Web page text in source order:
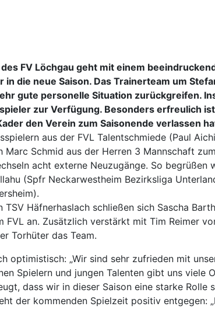
FV Löchgau geht mit einem
in die neue Saison. Das Trainerteam um
gute personelle Situation zurückgreifen.
zur Verfügung. Besonders erfreulich
den Verein zum Saisonende verlassen
aus der FVL Talentschmiede (Paul
Schmid aus der Herren 3 Mannschaft
acht externe Neuzugänge. So begrüßen
(Spfr Neckarwestheim Bezirksliga
Häfnerhaslach schließen sich Sascha
FVL an. Zusätzlich verstärkt mit Tim Reimer
Torhüter das Team.
optimistisch: „Wir sind sehr zufrieden mit
Spielern und jungen Talenten gibt uns viele
dass wir in dieser Saison eine starke Rolle
der kommenden Spielzeit positiv entgegen: